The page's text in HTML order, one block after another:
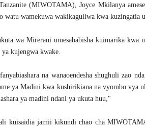
(MIWOTAMA), Joyce Mkilanya
watu wamekuwa wakikaguliwa kwa kuzingatia
wa Mirerani umesababisha kuimarika kwa
kujengwa kwake.
na wanaoendesha shughuli zao
ya Madini kwa kushirikiana na vyombo vya
ya madini ndani ya ukuta huu,"
kuisaidia jamii kikundi chao cha